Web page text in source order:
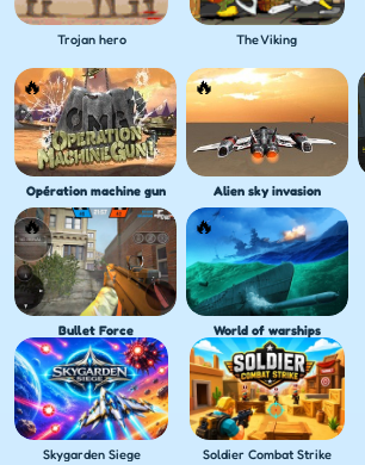
Trojan hero The Viking
Opération machine gun Alien sky invasion
Bullet Force World of warships
Skygarden Siege Soldier Combat Strike